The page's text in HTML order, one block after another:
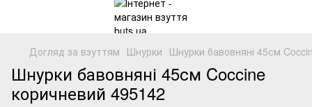
Догляд за взуттям Шнурки Шнурки бавовняні 45см
Шнурки бавовняні 45см Coccine
коричневий 495142